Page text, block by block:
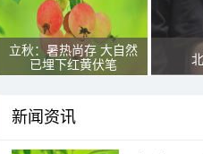
立秋：暑热尚存 大自然
已埋下红黄伏笔
新闻资讯